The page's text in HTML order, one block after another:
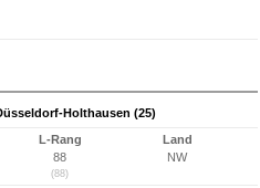
Holthausen (25)
L-Rang
88
(88)
Land
NW